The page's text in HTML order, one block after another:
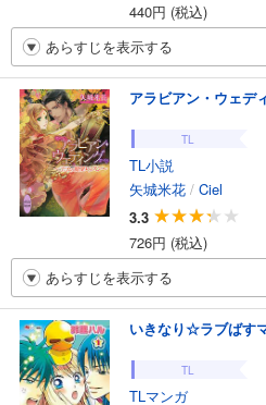
440円 (税込)
あらすじを表示する
アラビアン・ウェ
TL
TL小説
矢城米花 / Ciel
3.3
726円 (税込)
あらすじを表示する
いきなり☆ラブばす
TL
TLマンガ